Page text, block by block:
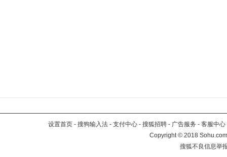
设置首页 - 搜狗输入法 - 支付中心 - 搜狐招聘 - 广告服务 - 客服中心
Copyright©2018
搜狐不良信息举